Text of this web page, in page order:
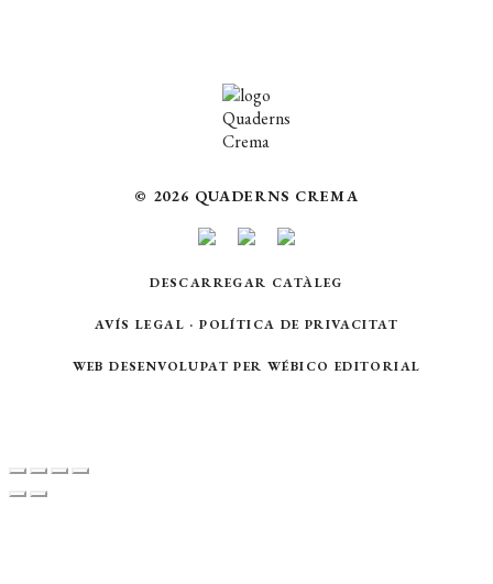
© 2026 QUADERNS CREMA
DESCARREGAR CATÀLEG
AVÍS LEGAL ·POLÍTICA DE PRIVACITAT
WEB DESENVOLUPAT PER WÉBICO EDITORIAL